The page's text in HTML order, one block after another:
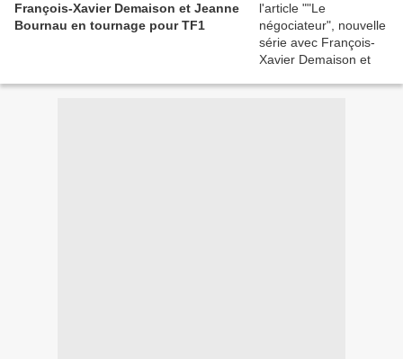
François-Xavier Demaison et Jeanne
Bournau en tournage pour TF1